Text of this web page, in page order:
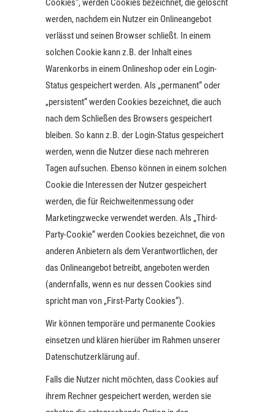
Cookies“, werden Cookies bezeichnet, die gelöscht
werden, nachdem ein Nutzer ein Onlineangebot
verlässt und seinen Browser schließt. In einem
solchen Cookie kann z.B. der Inhalt eines
Warenkorbs in einem Onlineshop oder ein Login-
Status gespeichert werden. Als „permanent“ oder
„persistent“ werden Cookies bezeichnet, die auch
nach dem Schließen des Browsers gespeichert
bleiben. So kann z.B. der Login-Status gespeichert
werden, wenn die Nutzer diese nach mehreren
Tagen aufsuchen. Ebenso können in einem solchen
Cookie die Interessen der Nutzer gespeichert
werden, die für Reichweitenmessung oder
Marketingzwecke verwendet werden. Als „Third-
Party-Cookie“ werden Cookies bezeichnet, die von
anderen Anbietern als dem Verantwortlichen, der
das Onlineangebot betreibt, angeboten werden
(andernfalls, wenn es nur dessen Cookies sind
spricht man von „First-Party Cookies“).
Wir können temporäre und permanente Cookies
einsetzen und klären hierüber im Rahmen unserer
Datenschutzerklärung auf.
Falls die Nutzer nicht möchten, dass Cookies auf
ihrem Rechner gespeichert werden, werden sie